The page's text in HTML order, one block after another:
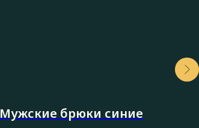
Мужские брюки синие